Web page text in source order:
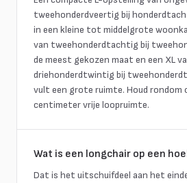
tweehonderdveertig bij
in een kleine tot middelgrote
van tweehonderdtachtig bij
de meest gekozen maat en een XL
driehonderdtwintig bij
vult een grote ruimte. Houd rondom
centimeter vrije loopruimte.
Wat is een longchair op een
Dat is het uitschuifdeel aan het